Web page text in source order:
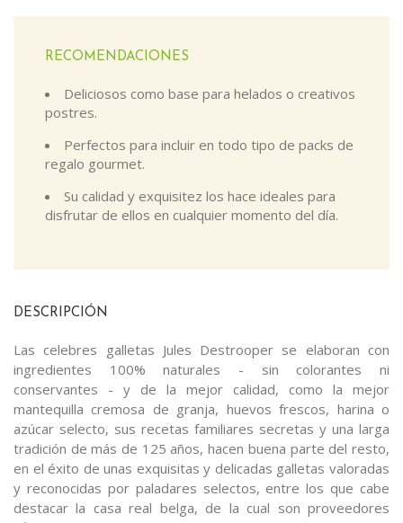
RECOMENDACIONES
Deliciosos como base para helados o creativos
postres.
Perfectos para incluir en todo tipo de packs de
regalo gourmet.
Su calidad y exquisitez los hace ideales para
disfrutar de ellos en cualquier momento del día.
DESCRIPCIÓN
Las celebres galletas Jules Destrooper se elaboran con
ingredientes 100% naturales - sin colorantes ni
conservantes - y de la mejor calidad, como la mejor
mantequilla cremosa de granja, huevos frescos, harina o
azúcar selecto, sus recetas familiares secretas y una larga
tradición de más de 125 años, hacen buena parte del resto,
en el éxito de unas exquisitas y delicadas galletas valoradas
y reconocidas por paladares selectos, entre los que cabe
destacar la casa real belga, de la cual son proveedores